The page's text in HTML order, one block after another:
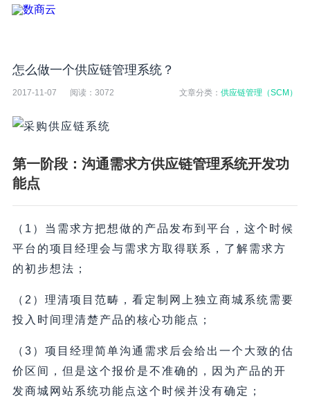
怎么做一个供应链管理系统？
2017-11-07 阅读： 3072 文章分类：供应链管理（SCM）
第一阶段：沟通需求方供应链管理系统开发功
能点
（1）当需求方把想做的产品发布到平台，这个时候
平台的项目经理会与需求方取得联系，了解需求方
的初步想法；
（2）理清项目范畴，看定制网上独立商城系统需要
投入时间理清楚产品的核心功能点；
（3）项目经理简单沟通需求后会给出一个大致的估
价区间，但是这个报价是不准确的，因为产品的开
发商城网站系统功能点这个时候并没有确定；